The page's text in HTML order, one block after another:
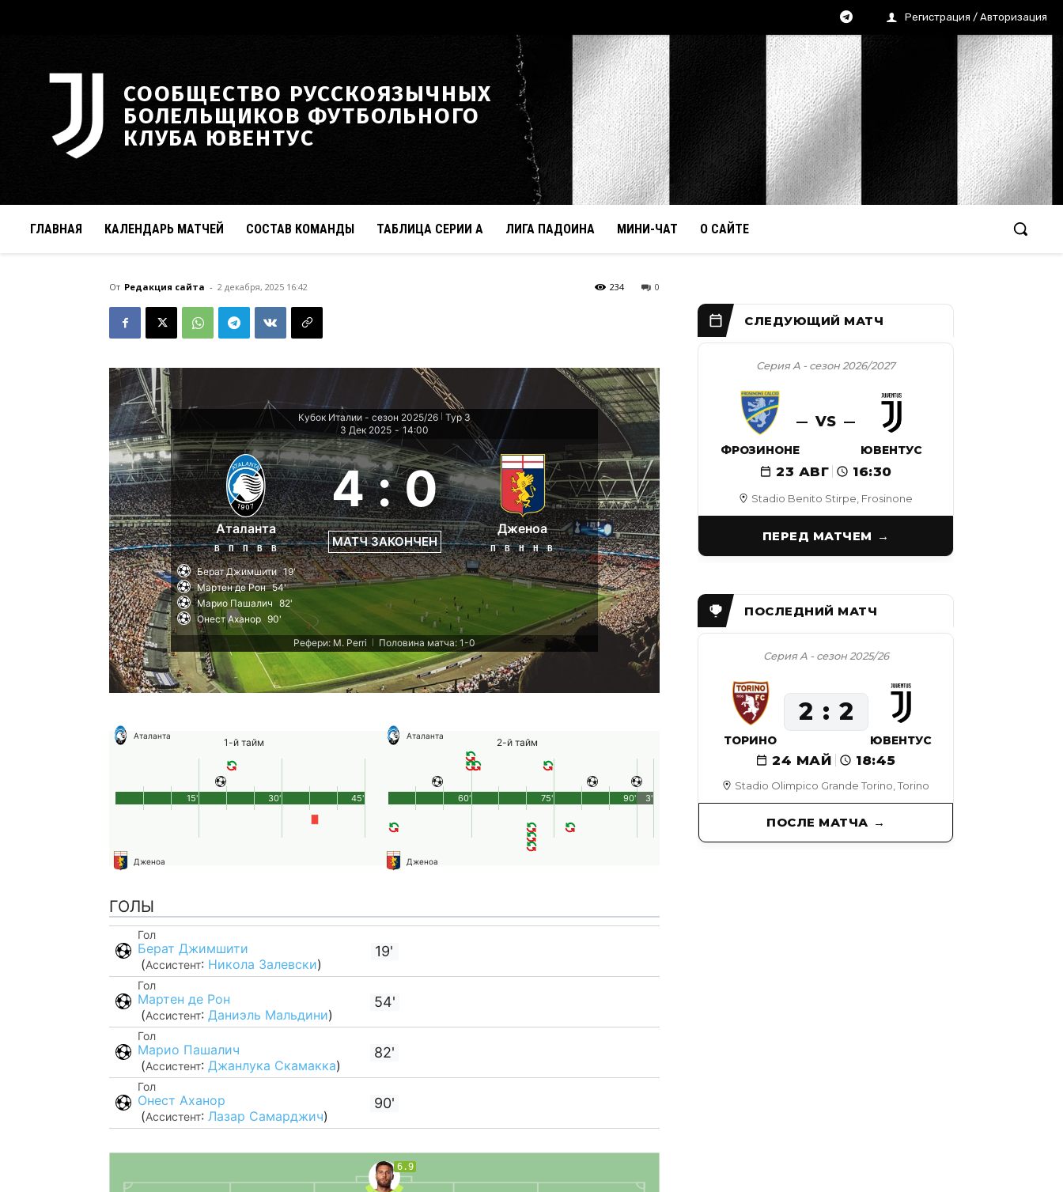
Регистрация / Авторизация
СООБЩЕСТВО РУССКОЯЗЫЧНЫХ
БОЛЕЛЬЩИКОВ ФУТБОЛЬНОГО
КЛУБА ЮВЕНТУС
ГЛАВНАЯ КАЛЕНДАРЬ МАТЧЕЙ СОСТАВ КОМАНДЫ ТАБЛИЦА СЕРИИ А ЛИГА ПАДОИНА МИНИ-ЧАТ О САЙТЕ
От Редакция сайта - 2 декабря, 2025 16:42 0
234
Кубок Италии - сезон 2025/26 Тур 3
3 Дек 2025 - 14:00
Аталанта
В П П В В
4 : 0
МАТЧ ЗАКОНЧЕН
Дженоа
П В Н Н В
Берат Джимшити 19'
Мартен де Рон 54'
Марио Пашалич 82'
Онест Аханор 90'
Рефери: M. Perri
Половина матча: 1-0
Аталанта
1-й тайм
Дженоа
45'
15' 30'
Аталанта
2-й тайм
Дженоа
90'
60' 75' 3'
ГОЛЫ
Гол
Берат Джимшити
(Ассистент: Никола Залевски)
19'
Гол
Мартен де Рон
(Ассистент: Даниэль Мальдини)
54'
Гол
Марио Пашалич
(Ассистент: Джанлука Скамакка)
82'
Гол
Онест Аханор
(Ассистент: Лазар Самарджич)
90'
6.9
Stadio Benito Stirpe, Frosinone
Серия А - сезон 2026/2027
ФРОЗИНОНЕ
VS
ЮВЕНТУС
23 АВГ 16:30
ПЕРЕД МАТЧЕМ
Stadio Olimpico Grande Torino, Torino
Серия А - сезон 2025/26
24 МАЙ 18:45
ТОРИНО
2 2
ЮВЕНТУС
ПОСЛЕ МАТЧА